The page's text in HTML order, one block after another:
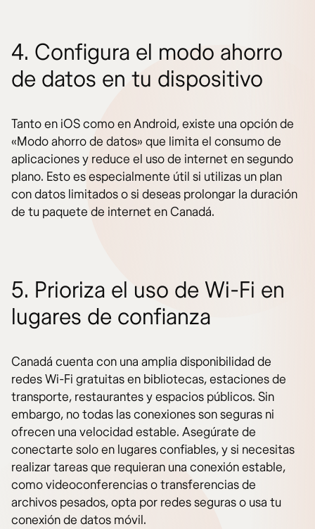
4. Configura el modo ahorro
de datos en tu dispositivo
Tanto en iOS como en Android, existe una opción de
«Modo ahorro de datos» que limita el consumo de
aplicaciones y reduce el uso de internet en segundo
plano. Esto es especialmente útil si utilizas un plan
con datos limitados o si deseas prolongar la duración
de tu paquete de internet en Canadá.
5. Prioriza el uso de Wi-Fi en
lugares de confianza
Canadá cuenta con una amplia disponibilidad de
redes Wi-Fi gratuitas en bibliotecas, estaciones de
transporte, restaurantes y espacios públicos. Sin
embargo, no todas las conexiones son seguras ni
ofrecen una velocidad estable. Asegúrate de
conectarte solo en lugares confiables, y si necesitas
realizar tareas que requieran una conexión estable,
como videoconferencias o transferencias de
archivos pesados, opta por redes seguras o usa tu
conexión de datos móvil.